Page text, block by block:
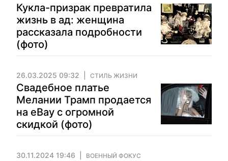
Кукла-призрак превратила
жизнь в ад: женщина
рассказала подробности
(фото)
26.03.2025 09:32 СТИЛЬ ЖИЗНИ
Свадебное платье
Мелании Трамп продается
на eBay с огромной
скидкой (фото)
30.11.2024 19:46 ВОЕННЫЙ ФОКУС